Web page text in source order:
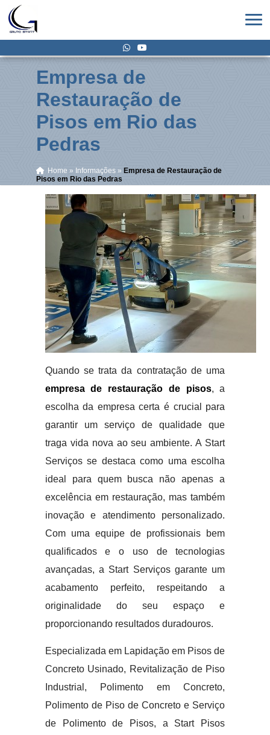
Empresa de
Restauração de
Pisos em Rio das
Pedras
Home » Informações » Empresa de Restauração de
Pisos em Rio das Pedras
Quando se trata da contratação de uma
empresa de restauração de pisos, a
escolha da empresa certa é crucial para
garantir um serviço de qualidade que
traga vida nova ao seu ambiente. A Start
Serviços se destaca como uma escolha
ideal para quem busca não apenas a
excelência em restauração, mas também
inovação e atendimento personalizado.
Com uma equipe de profissionais bem
qualificados e o uso de tecnologias
avançadas, a Start Serviços garante um
acabamento perfeito, respeitando a
originalidade do seu espaço e
proporcionando resultados duradouros.
Especializada em Lapidação em Pisos de
Concreto Usinado, Revitalização de Piso
Industrial, Polimento em Concreto,
Polimento de Piso de Concreto e Serviço
de Polimento de Pisos, a Start Pisos